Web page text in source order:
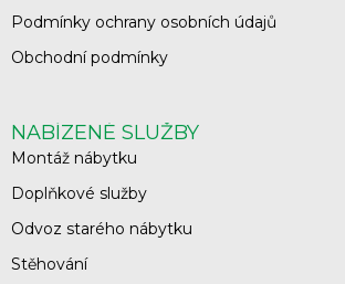
Podmínky ochrany osobních údajů
Obchodní podmínky
NABÍZENÉ SLUŽBY
Montáž nábytku
Doplňkové služby
Odvoz starého nábytku
Stěhování